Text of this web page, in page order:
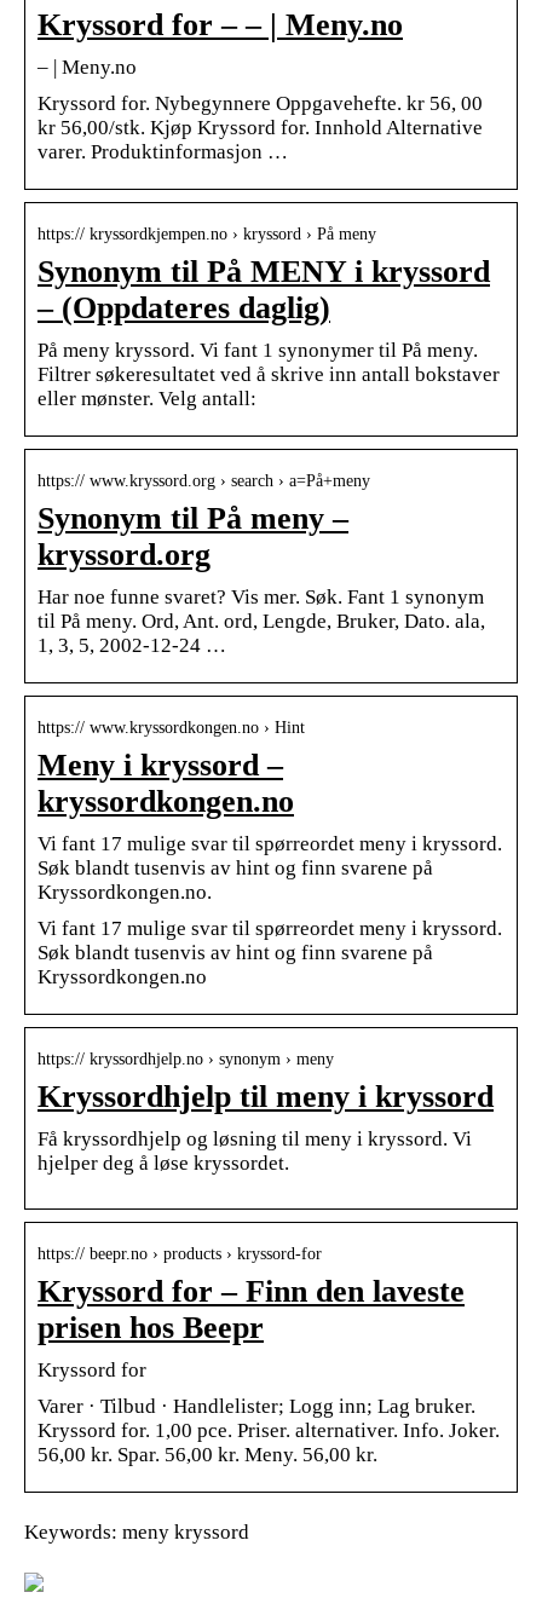
Kryssord for – – | Meny.no
– | Meny.no
Kryssord for. Nybegynnere Oppgavehefte. kr 56, 00
kr 56,00/stk. Kjøp Kryssord for. Innhold Alternative
varer. Produktinformasjon …
https:// kryssordkjempen.no › kryssord › På meny
Synonym til På MENY i kryssord
– (Oppdateres daglig)
På meny kryssord. Vi fant 1 synonymer til På meny.
Filtrer søkeresultatet ved å skrive inn antall bokstaver
eller mønster. Velg antall:
https:// www.kryssord.org › search › a=På+meny
Synonym til På meny –
kryssord.org
Har noe funne svaret? Vis mer. Søk. Fant 1 synonym
til På meny. Ord, Ant. ord, Lengde, Bruker, Dato. ala,
1, 3, 5, 2002-12-24 …
https:// www.kryssordkongen.no › Hint
Meny i kryssord –
kryssordkongen.no
Vi fant 17 mulige svar til spørreordet meny i kryssord.
Søk blandt tusenvis av hint og finn svarene på
Kryssordkongen.no.
Vi fant 17 mulige svar til spørreordet meny i kryssord.
Søk blandt tusenvis av hint og finn svarene på
Kryssordkongen.no
https:// kryssordhjelp.no › synonym › meny
Kryssordhjelp til meny i kryssord
Få kryssordhjelp og løsning til meny i kryssord. Vi
hjelper deg å løse kryssordet.
https:// beepr.no › products › kryssord-for
Kryssord for – Finn den laveste
prisen hos Beepr
Kryssord for
Varer · Tilbud · Handlelister; Logg inn; Lag bruker.
Kryssord for. 1,00 pce. Priser. alternativer. Info. Joker.
56,00 kr. Spar. 56,00 kr. Meny. 56,00 kr.
Keywords: meny kryssord